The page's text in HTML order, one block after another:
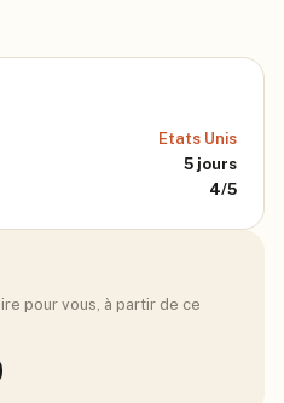
Etats Unis
5 jours
4/5
pour vous, à partir de ce